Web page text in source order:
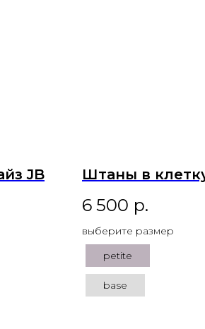
JB Штаны в
6 500 р.
выберите размер
petite
base